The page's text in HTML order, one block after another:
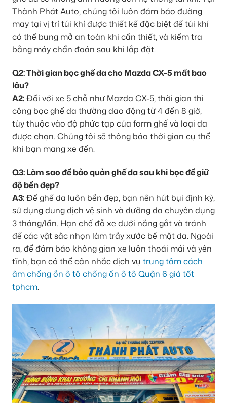
Thành Phát Auto, chúng tôi luôn đảm bảo đường
may tại vị trí túi khí được thiết kế đặc biệt để túi khí
có thể bung mở an toàn khi cần thiết, và kiểm tra
bằng máy chẩn đoán sau khi lắp đặt.
Q2: Thời gian bọc ghế da cho Mazda CX-5 mất bao
lâu?
A2:Đối với xe 5 chỗ như Mazda CX-5, thời gian thi
công bọc ghế da thường dao động từ 4 đến 8 giờ,
tùy thuộc vào độ phức tạp của form ghế và loại da
được chọn. Chúng tôi sẽ thông báo thời gian cụ thể
khi bạn mang xe đến.
Q3: Làm sao để bảo quản ghế da sau khi bọc để giữ
độ bền đẹp?
A3:Để ghế da luôn bền đẹp, bạn nên hút bụi định kỳ,
sử dụng dung dịch vệ sinh và dưỡng da chuyên dụng
3 tháng/lần. Hạn chế đỗ xe dưới nắng gắt và tránh
để các vật sắc nhọn làm trầy xước bề mặt da. Ngoài
ra, để đảm bảo không gian xe luôn thoải mái và yên
tĩnh, bạn có thể cân nhắc dịch vụ trung tâm cách
âm chống ồn ô tô chống ồn ô tô Quận 6 giá tốt
tphcm.